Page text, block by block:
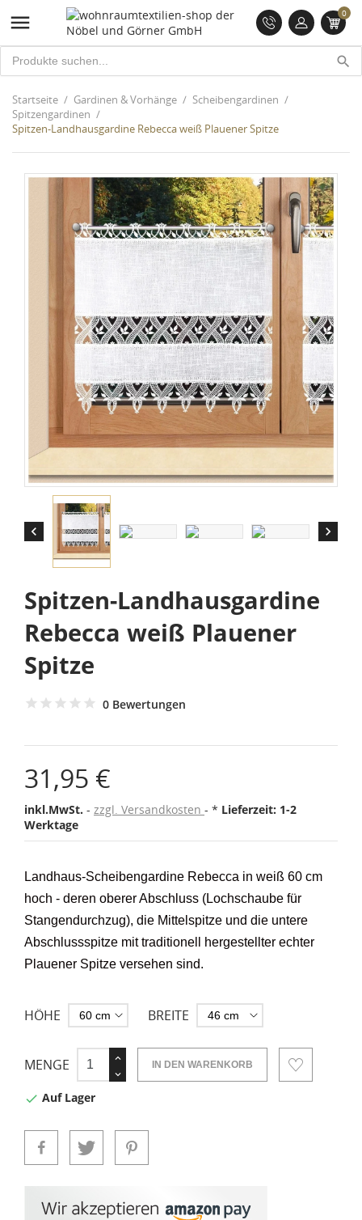
 0
search
Startseite Gardinen & Vorhänge
Scheibengardinen
Spitzengardinen
Spitzen-Landhausgardine Rebecca weiß Plauener Spitze
 
Spitzen-Landhausgardine
Rebecca weiß Plauener
Spitze
0 Bewertungen
31,95 €
inkl.MwSt. zzgl. Versandkosten * Lieferzeit: 1-2
Werktage
Landhaus-Scheibengardine Rebecca in weiß 60 cm
hoch - deren oberer Abschluss (Lochschaube für
Stangendurchzug), die Mittelspitze und die untere
Abschlussspitze mit traditionell hergestellter echter
Plauener Spitze versehen sind.
HÖHE BREITE
MENGE IN DEN WARENKORB
 Auf Lager